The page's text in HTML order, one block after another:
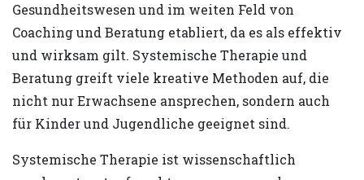
Gesundheitswesen und im weiten Feld von
Coaching und Beratung etabliert, da es als effektiv
und wirksam gilt. Systemische Therapie und
Beratung greift viele kreative Methoden auf, die
nicht nur Erwachsene ansprechen, sondern auch
für Kinder und Jugendliche geeignet sind.
Systemische Therapie ist wissenschaftlich